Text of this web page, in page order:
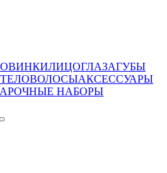
ЛИЦОГЛАЗАГУБЫ
ВОЛОСЫАКСЕССУАРЫ
НАБОРЫ